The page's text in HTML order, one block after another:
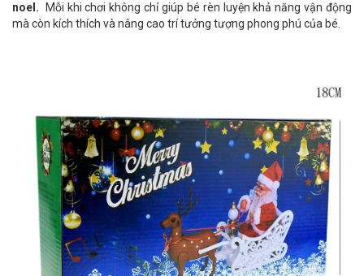
noel. Mỗi khi chơi không chỉ giúp bé rèn luyện khả năng vận động
mà còn kích thích và nâng cao trí tưởng tượng phong phú của bé.